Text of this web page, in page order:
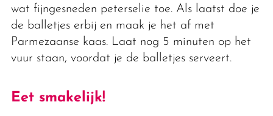
wat fijngesneden peterselie toe. Als laatst doe je
de balletjes erbij en maak je het af met
Parmezaanse kaas. Laat nog 5 minuten op het
vuur staan, voordat je de balletjes serveert.
Eet smakelijk!